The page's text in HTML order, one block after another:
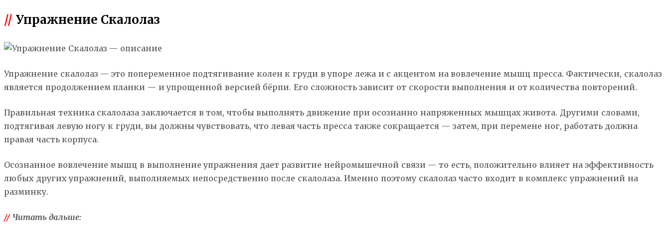
// Упражнение Скалолаз
Упражнение скалолаз — это попеременное подтягивание колен к груди в упоре лежа и с акцентом на вовлечение мышц пресса. Фактически, скалолаз
является продолжением планки — и упрощенной версией бёрпи. Его сложность зависит от скорости выполнения и от количества повторений.
Правильная техника скалолаза заключается в том, чтобы выполнять движение при осознанно напряженных мышцах живота. Другими словами,
подтягивая левую ногу к груди, вы должны чувствовать, что левая часть пресса также сокращается — затем, при перемене ног, работать должна
правая часть корпуса.
Осознанное вовлечение мышц в выполнение упражнения дает развитие нейромышечной связи — то есть, положительно влияет на эффективность
любых других упражнений, выполняемых непосредственно после скалолаза. Именно поэтому скалолаз часто входит в комплекс упражнений на
разминку.
//Читать дальше: